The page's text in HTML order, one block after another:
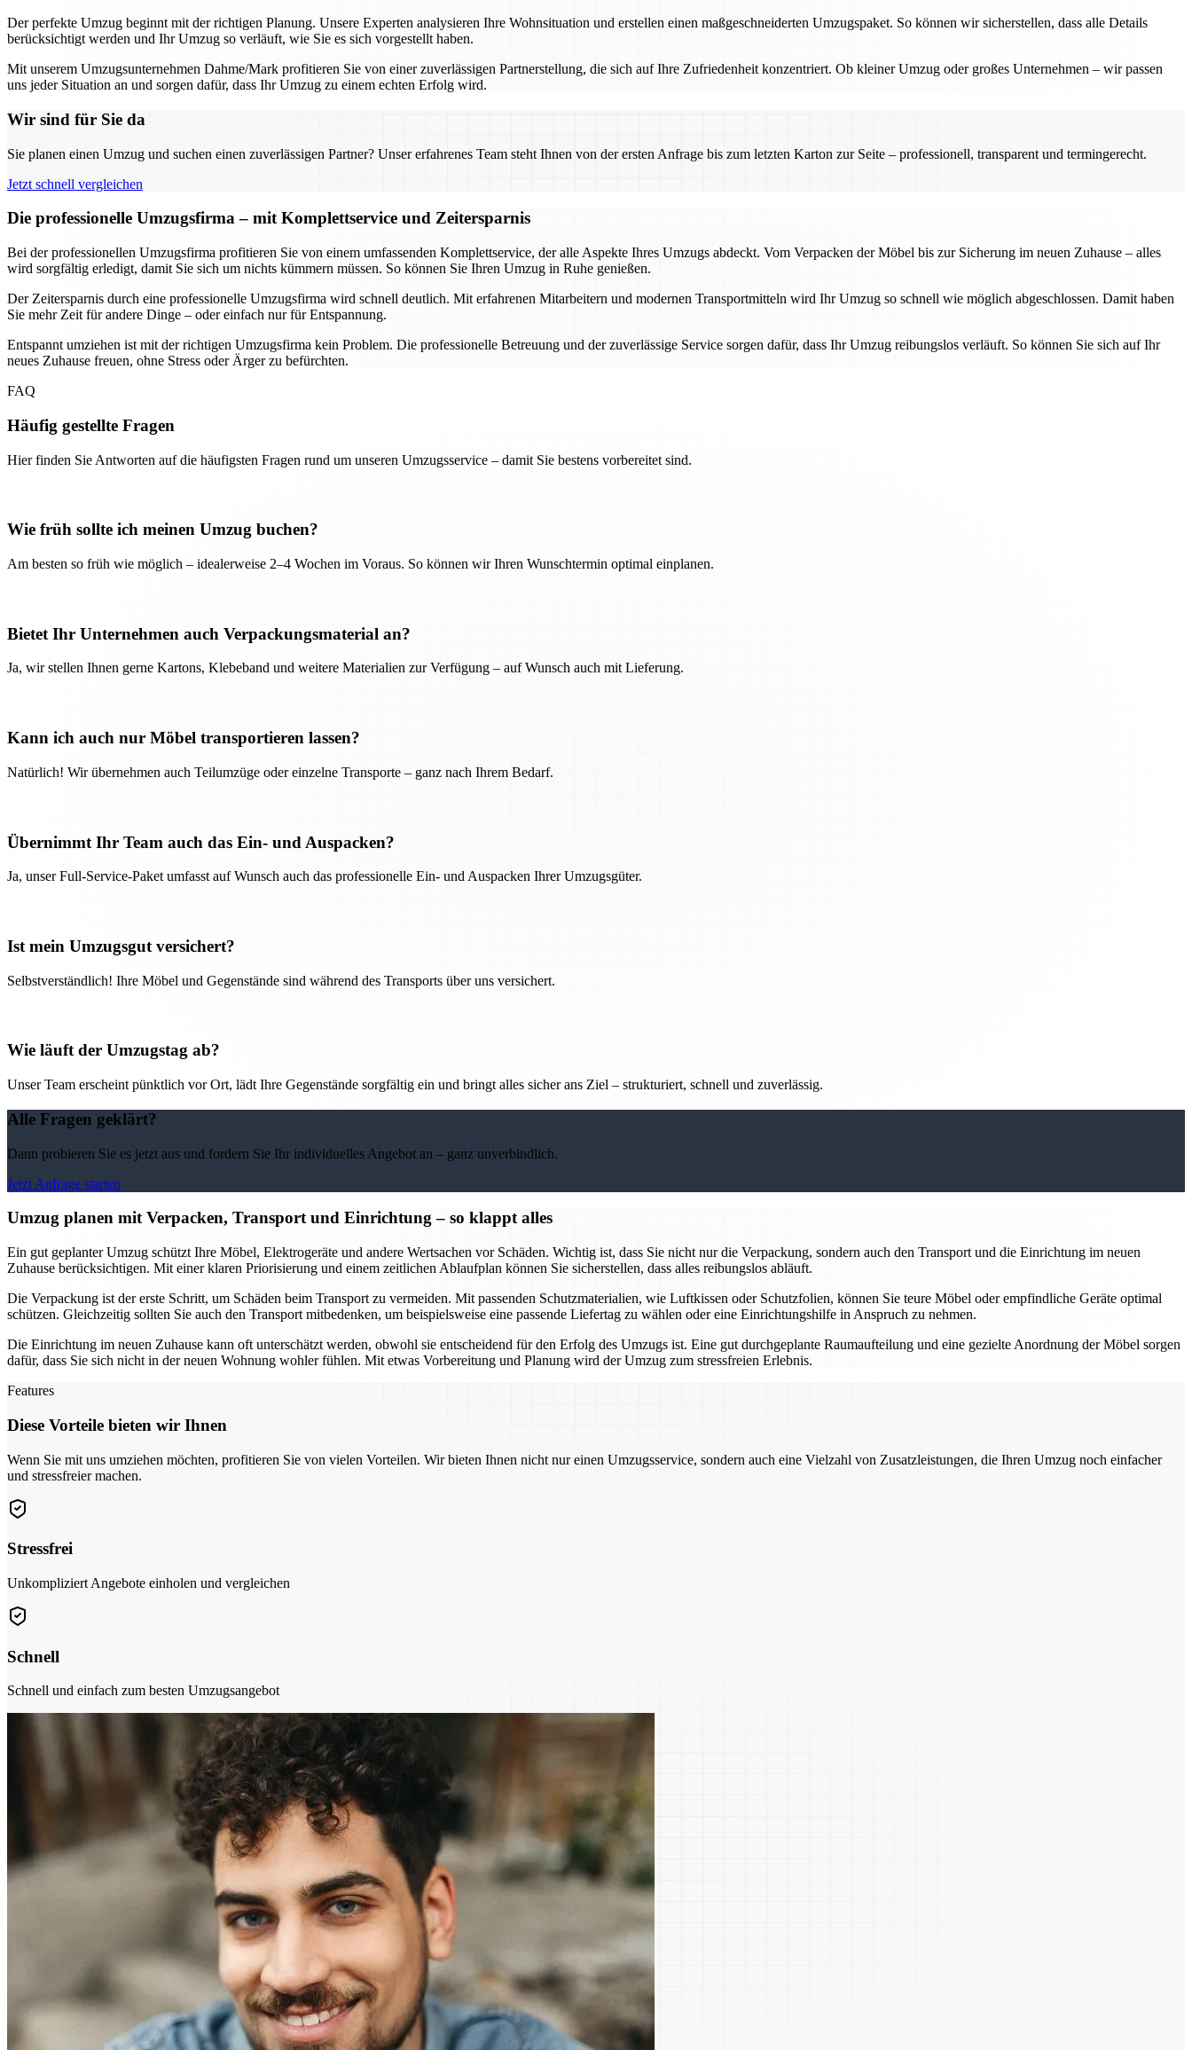
Der perfekte Umzug beginnt mit der richtigen Planung. Unsere Experten analysieren Ihre Wohnsituation und erstellen einen maßgeschneiderten Umzugspaket. So können wir sicherstellen, dass alle Details
berücksichtigt werden und Ihr Umzug so verläuft, wie Sie es sich vorgestellt haben.
Mit unserem Umzugsunternehmen Dahme/Mark profitieren Sie von einer zuverlässigen Partnerstellung, die sich auf Ihre Zufriedenheit konzentriert. Ob kleiner Umzug oder großes Unternehmen – wir passen
uns jeder Situation an und sorgen dafür, dass Ihr Umzug zu einem echten Erfolg wird.
Wir sind für Sie da
Sie planen einen Umzug und suchen einen zuverlässigen Partner? Unser erfahrenes Team steht Ihnen von der ersten Anfrage bis zum letzten Karton zur Seite – professionell, transparent und termingerecht.
Jetzt schnell vergleichen
Die professionelle Umzugsfirma – mit Komplettservice und Zeitersparnis
Bei der professionellen Umzugsfirma profitieren Sie von einem umfassenden Komplettservice, der alle Aspekte Ihres Umzugs abdeckt. Vom Verpacken der Möbel bis zur Sicherung im neuen Zuhause – alles
wird sorgfältig erledigt, damit Sie sich um nichts kümmern müssen. So können Sie Ihren Umzug in Ruhe genießen.
Der Zeitersparnis durch eine professionelle Umzugsfirma wird schnell deutlich. Mit erfahrenen Mitarbeitern und modernen Transportmitteln wird Ihr Umzug so schnell wie möglich abgeschlossen. Damit haben
Sie mehr Zeit für andere Dinge – oder einfach nur für Entspannung.
Entspannt umziehen ist mit der richtigen Umzugsfirma kein Problem. Die professionelle Betreuung und der zuverlässige Service sorgen dafür, dass Ihr Umzug reibungslos verläuft. So können Sie sich auf Ihr
neues Zuhause freuen, ohne Stress oder Ärger zu befürchten.
FAQ
Häufig gestellte Fragen
Hier finden Sie Antworten auf die häufigsten Fragen rund um unseren Umzugsservice – damit Sie bestens vorbereitet sind.
Wie früh sollte ich meinen Umzug buchen?
Am besten so früh wie möglich – idealerweise 2–4 Wochen im Voraus. So können wir Ihren Wunschtermin optimal einplanen.
Bietet Ihr Unternehmen auch Verpackungsmaterial an?
Ja, wir stellen Ihnen gerne Kartons, Klebeband und weitere Materialien zur Verfügung – auf Wunsch auch mit Lieferung.
Kann ich auch nur Möbel transportieren lassen?
Natürlich! Wir übernehmen auch Teilumzüge oder einzelne Transporte – ganz nach Ihrem Bedarf.
Übernimmt Ihr Team auch das Ein- und Auspacken?
Ja, unser Full-Service-Paket umfasst auf Wunsch auch das professionelle Ein- und Auspacken Ihrer Umzugsgüter.
Ist mein Umzugsgut versichert?
Selbstverständlich! Ihre Möbel und Gegenstände sind während des Transports über uns versichert.
Wie läuft der Umzugstag ab?
Unser Team erscheint pünktlich vor Ort, lädt Ihre Gegenstände sorgfältig ein und bringt alles sicher ans Ziel – strukturiert, schnell und zuverlässig.
Alle Fragen geklärt?
Dann probieren Sie es jetzt aus und fordern Sie Ihr individuelles Angebot an – ganz unverbindlich.
Jetzt Anfrage starten
Umzug planen mit Verpacken, Transport und Einrichtung – so klappt alles
Ein gut geplanter Umzug schützt Ihre Möbel, Elektrogeräte und andere Wertsachen vor Schäden. Wichtig ist, dass Sie nicht nur die Verpackung, sondern auch den Transport und die Einrichtung im neuen
Zuhause berücksichtigen. Mit einer klaren Priorisierung und einem zeitlichen Ablaufplan können Sie sicherstellen, dass alles reibungslos abläuft.
Die Verpackung ist der erste Schritt, um Schäden beim Transport zu vermeiden. Mit passenden Schutzmaterialien, wie Luftkissen oder Schutzfolien, können Sie teure Möbel oder empfindliche Geräte optimal
schützen. Gleichzeitig sollten Sie auch den Transport mitbedenken, um beispielsweise eine passende Liefertag zu wählen oder eine Einrichtungshilfe in Anspruch zu nehmen.
Die Einrichtung im neuen Zuhause kann oft unterschätzt werden, obwohl sie entscheidend für den Erfolg des Umzugs ist. Eine gut durchgeplante Raumaufteilung und eine gezielte Anordnung der Möbel sorgen
dafür, dass Sie sich nicht in der neuen Wohnung wohler fühlen. Mit etwas Vorbereitung und Planung wird der Umzug zum stressfreien Erlebnis.
Features
Diese Vorteile bieten wir Ihnen
Wenn Sie mit uns umziehen möchten, profitieren Sie von vielen Vorteilen. Wir bieten Ihnen nicht nur einen Umzugsservice, sondern auch eine Vielzahl von Zusatzleistungen, die Ihren Umzug noch einfacher
und stressfreier machen.
Stressfrei
Unkompliziert Angebote einholen und vergleichen
Schnell
Schnell und einfach zum besten Umzugsangebot